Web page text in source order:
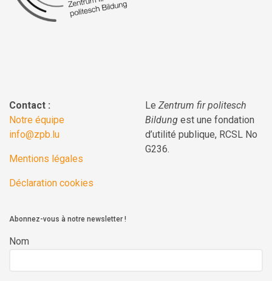
Contact :
Notre équipe
info@zpb.lu
Mentions légales
Déclaration cookies
Le Zentrum fir politesch
Bildung est une fondation
d’utilité publique, RCSL No
G236.
Abonnez-vous à notre newsletter !
Nom